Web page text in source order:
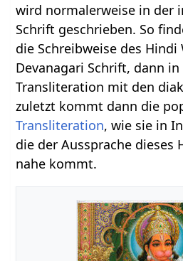
wird normalerweise in der
Schrift geschrieben. So
die Schreibweise des
Devanagari Schrift, dann
Transliteration mit den
zuletzt kommt dann die
Transliteration, wie sie in
die der Aussprache dieses
nahe kommt.